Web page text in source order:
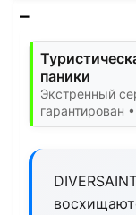
паники
Экстренный
гарантирован